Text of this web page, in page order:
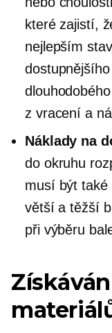
které zajistí,
nejlepším
z vracení a
Náklady na
do okruhu
musí být také
větší a těžší
při výběru